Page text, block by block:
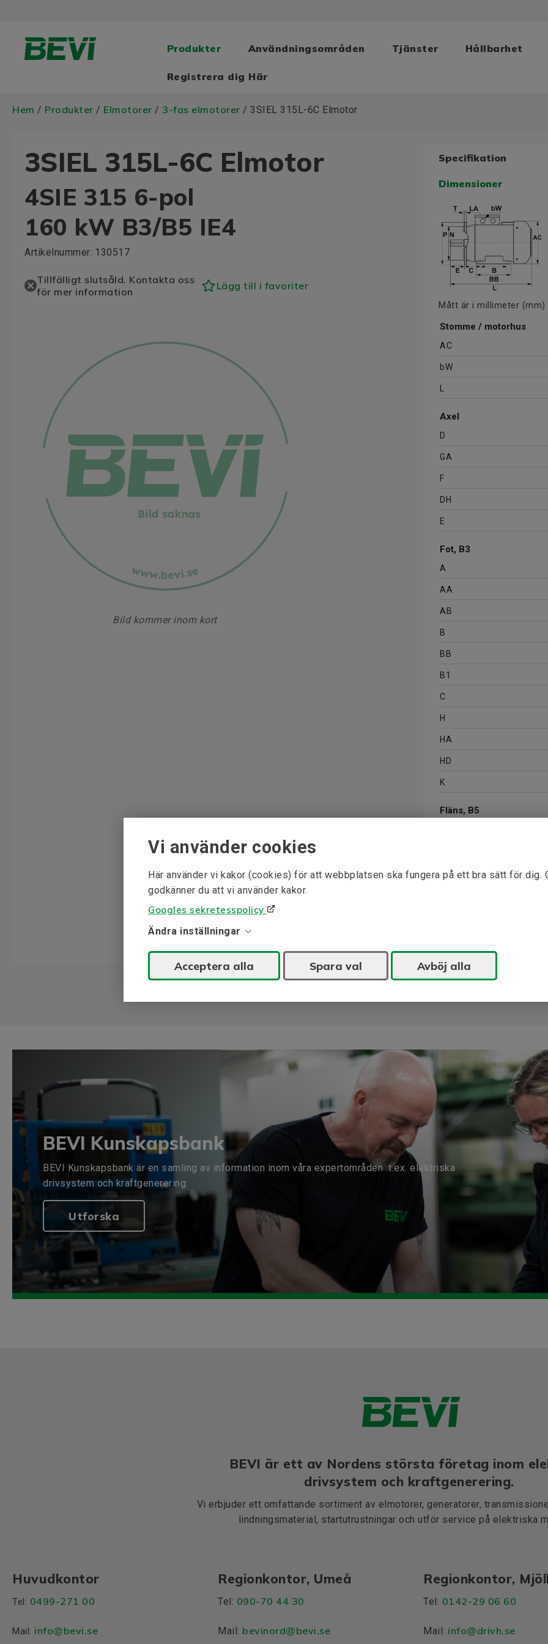
Vi använder cookies
Här använder vi kakor (cookies) för att webbplatsen ska fungera på ett bra sätt för dig.
godkänner du att vi använder kakor.
Googles sekretesspolicy
Ändra inställningar
Acceptera alla Spara val Avböj alla
Produkter Användningsområden Tjänster Hållbarhet
Registrera dig Här
Hem / Produkter / Elmotorer / 3-fas elmotorer / 3SIEL 315L-6C Elmotor
3SIEL 315L-6C Elmotor
4SIE 315 6-pol
160 kW B3/B5 IE4
Artikelnummer: 130517
Tillfälligt slutsåld. Kontakta oss
för mer information
Lägg till i favoriter
Bild kommer inom kort
Specifikation
Dimensioner
Mått är i millimeter
Stomme / motorhus
AC
bW
Axel
D
GA
F
DH
E
Fot, B3
A
AA
AB
B
BB
B1
C
H
HA
HD
K
Fläns, B5
N (B5)
BEVI Kunskapsbank
BEVI Kunskapsbank är en samling av information inom våra expertområden t.ex. elektriska
drivsystem och kraftgenerering.
Utforska
BEVI är ett av Nordens största företag inom
drivsystem och kraftgenerering.
Vi erbjuder ett omfattande sortiment av elmotorer, generatorer,
lindningsmaterial, startutrustningar och utför service på elektriska
Huvudkontor
Tel: 0499-271 00
Mail: info@bevi.se
Regionkontor, Umeå
Tel: 090-70 44 30
Mail: bevinord@bevi.se
Regionkontor,
Tel: 0142-29 06 60
Mail: info@drivh.se